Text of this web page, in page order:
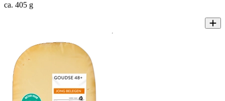
ca. 405 g